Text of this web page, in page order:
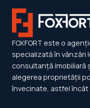
FOXFORT este o
specializată în vânzări
consultanță imobiliară
alegerea proprietății
învecinate, astfel încât